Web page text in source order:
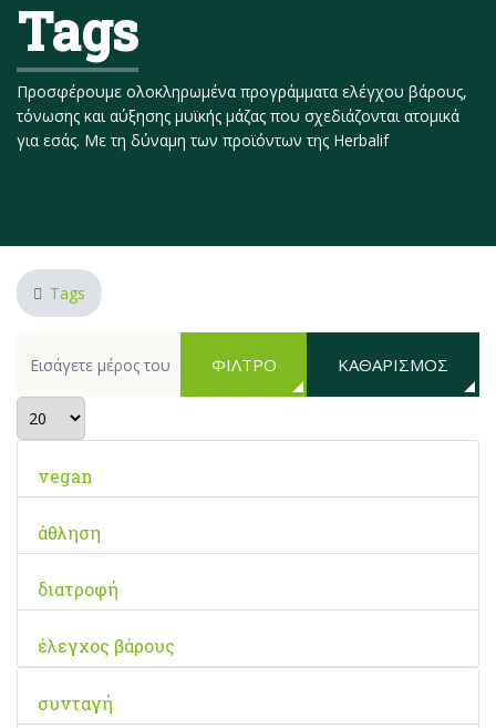
Tags
Προσφέρουμε ολοκληρωμένα προγράμματα ελέγχου βάρους,
τόνωσης και αύξησης μυϊκής μάζας που σχεδιάζονται ατομικά
για εσάς. Με τη δύναμη των προϊόντων της Herbalif
Tags
ΦΊΛΤΡΟ ΚΑΘΑΡΙΣΜΌΣ
vegan
άθληση
διατροφή
έλεγχος βάρους
συνταγή